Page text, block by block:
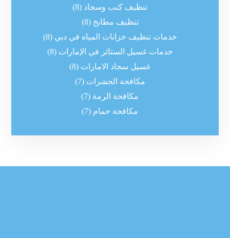
تنظيف كنب وسجاد (8)
تنظيف مطابخ (8)
خدمات تنظيف خزانات المياه في دبي (8)
خدمات غسيل الستائر في الإمارات (8)
غسيل سجاد الامارات (8)
مكافحة الحشرات (7)
مكافحة الرمة (7)
مكافحة حمام (7)